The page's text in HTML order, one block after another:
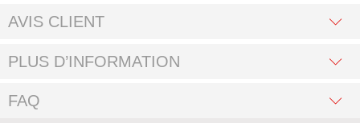
AVIS CLIENT
PLUS D’INFORMATION
FAQ